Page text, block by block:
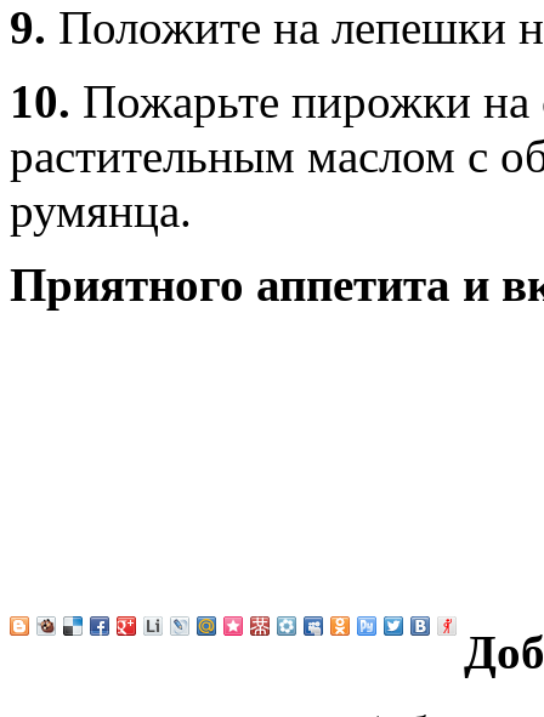
9. Положите на лепешки
10. Пожарьте пирожки на
растительным маслом с
румянца.
Приятного аппетита и